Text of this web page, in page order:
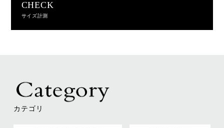
CHECK
サイズ計測
カテゴリ